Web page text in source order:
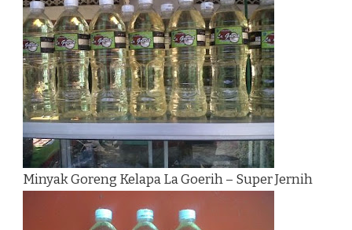
Minyak Goreng Kelapa La Goerih – Super Jernih